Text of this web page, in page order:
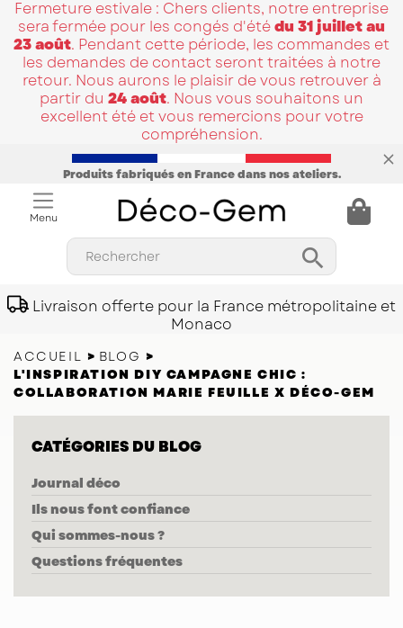
Fermeture estivale : Chers clients, notre entreprise
sera fermée pour les congés d'étédu 31 juillet au
23 août. Pendant cette période, les commandes et
les demandes de contact seront traitées à notre
retour. Nous aurons le plaisir de vous retrouver à
partir du 24 août. Nous vous souhaitons un
excellent été et vous remercions pour votre
compréhension.
Produits fabriqués en France dans nos ateliers.

Rechercher
Menu
Livraison offerte pour la France métropolitaine et
Monaco
ACCUEIL
BLOG
L'INSPIRATION DIY CAMPAGNE CHIC :
COLLABORATION MARIE FEUILLE X DÉCO-GEM
CATÉGORIES DU BLOG
Journal déco
Ils nous font confiance
Qui sommes-nous ?
Questions fréquentes